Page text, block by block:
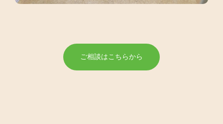
ご相談はこちらから